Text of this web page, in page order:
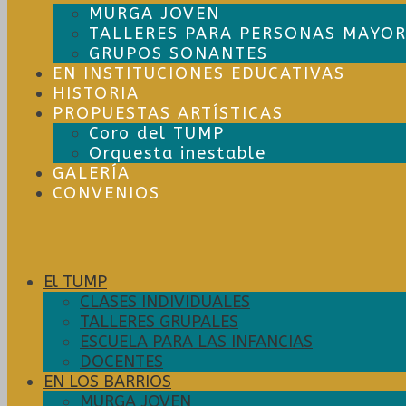
MURGA JOVEN
TALLERES PARA PERSONAS
GRUPOS SONANTES
EN INSTITUCIONES EDUCATIVAS
HISTORIA
PROPUESTAS ARTÍSTICAS
Coro del TUMP
Orquesta inestable
GALERÍA
CONVENIOS
El TUMP
CLASES INDIVIDUALES
TALLERES GRUPALES
ESCUELA PARA LAS INFANCIAS
DOCENTES
EN LOS BARRIOS
MURGA JOVEN